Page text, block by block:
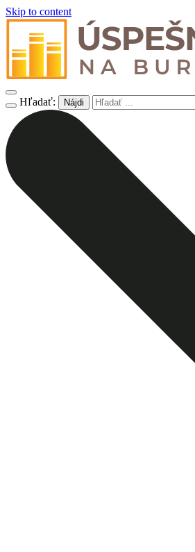
Skip to content
Hľadať: